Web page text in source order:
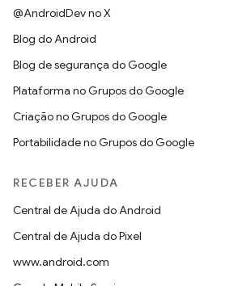
@AndroidDev no X
Blog do Android
Blog de segurança do Google
Plataforma no Grupos do Google
Criação no Grupos do Google
Portabilidade no Grupos do Google
RECEBER AJUDA
Central de Ajuda do Android
Central de Ajuda do Pixel
www.android.com